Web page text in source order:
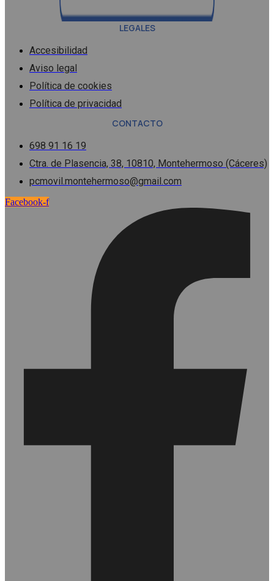
LEGALES
Accesibilidad
Aviso legal
Política de cookies
Política de privacidad
CONTACTO
698 91 16 19
Ctra. de Plasencia, 38, 10810, Montehermoso (Cáceres)
pcmovil.montehermoso@gmail.com
Facebook-f